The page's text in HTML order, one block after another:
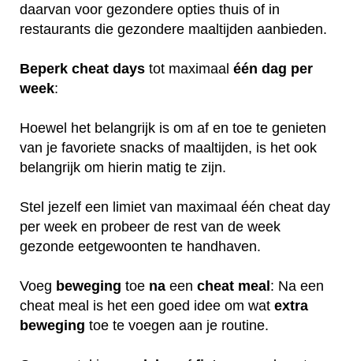
daarvan voor gezondere opties thuis of in
restaurants die gezondere maaltijden aanbieden.
Beperk cheat days tot maximaal één dag per
week:
Hoewel het belangrijk is om af en toe te genieten
van je favoriete snacks of maaltijden, is het ook
belangrijk om hierin matig te zijn.
Stel jezelf een limiet van maximaal één cheat day
per week en probeer de rest van de week
gezonde eetgewoonten te handhaven.
Voeg beweging toe na een cheat meal: Na een
cheat meal is het een goed idee om wat extra
beweging toe te voegen aan je routine.